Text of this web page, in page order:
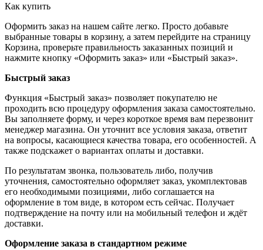
Как купить
Оформить заказ на нашем сайте легко. Просто добавьте
выбранные товары в корзину, а затем перейдите на страницу
Корзина, проверьте правильность заказанных позиций и
нажмите кнопку «Оформить заказ» или «Быстрый заказ».
Быстрый заказ
Функция «Быстрый заказ» позволяет покупателю не
проходить всю процедуру оформления заказа самостоятельно.
Вы заполняете форму, и через короткое время вам перезвонит
менеджер магазина. Он уточнит все условия заказа, ответит
на вопросы, касающиеся качества товара, его особенностей. А
также подскажет о вариантах оплаты и доставки.
По результатам звонка, пользователь либо, получив
уточнения, самостоятельно оформляет заказ, укомплектовав
его необходимыми позициями, либо соглашается на
оформление в том виде, в котором есть сейчас. Получает
подтверждение на почту или на мобильный телефон и ждёт
доставки.
Оформление заказа в стандартном режиме